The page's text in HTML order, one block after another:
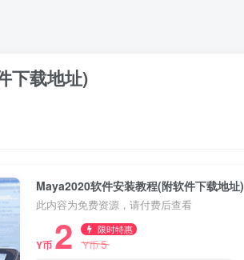
下载地址)
Maya2020软件安装教程(附软件下载地址)
此内容为免费资源，请付费后查看
Y币 2 限时特惠
Y币5